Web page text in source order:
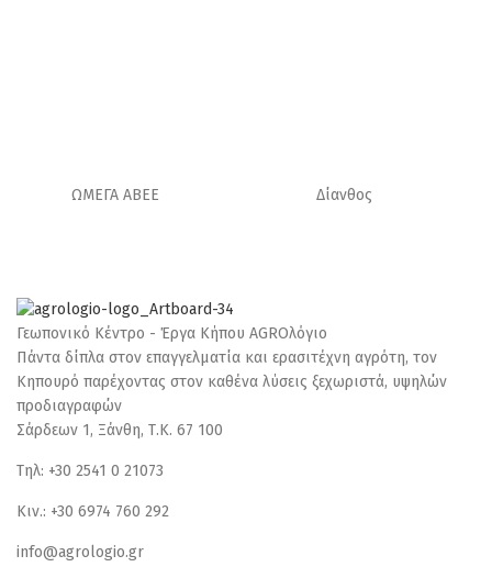
ΩΜΕΓΑ ΑΒΕΕ Δίανθος
Γεωπονικό Κέντρο - Έργα Κήπου AGROλόγιο
Πάντα δίπλα στον επαγγελματία και ερασιτέχνη αγρότη, τον
Κηπουρό παρέχοντας στον καθένα λύσεις ξεχωριστά, υψηλών
προδιαγραφών
Σάρδεων 1, Ξάνθη, Τ.Κ. 67 100
Τηλ: +30 2541 0 21073
Κιν.: +30 6974 760 292
info@agrologio.gr